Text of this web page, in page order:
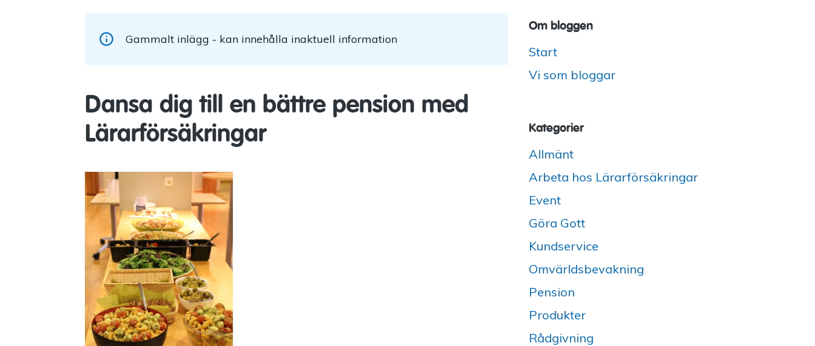
Gammalt inlägg - kan innehålla inaktuell information
Dansa dig till en bättre pension med
Lärarförsäkringar
Om bloggen
Start
Vi som bloggar
Kategorier
Allmänt
Arbeta hos Lärarförsäkringar
Event
Göra Gott
Kundservice
Omvärldsbevakning
Pension
Produkter
Rådgivning